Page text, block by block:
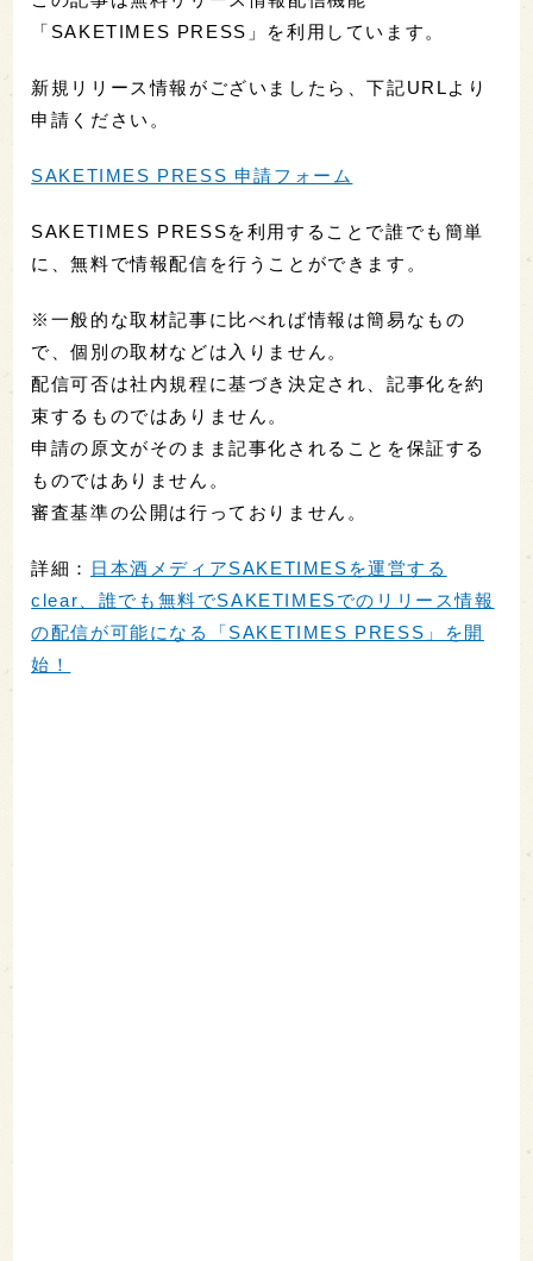
「SAKETIMES PRESS」を利用しています。
新規リリース情報がございましたら、下記URLより
申請ください。
SAKETIMES PRESS 申請フォーム
SAKETIMES PRESSを利用することで誰でも簡単
に、無料で情報配信を行うことができます。
※一般的な取材記事に比べれば情報は簡易なもの
で、個別の取材などは入りません。
配信可否は社内規程に基づき決定され、記事化を約
束するものではありません。
申請の原文がそのまま記事化されることを保証する
ものではありません。
審査基準の公開は行っておりません。
詳細：
日本酒メディアSAKETIMESを運営する
clear、誰でも無料でSAKETIMESでのリリース情報
の配信が可能になる「SAKETIMES PRESS」を開
始！